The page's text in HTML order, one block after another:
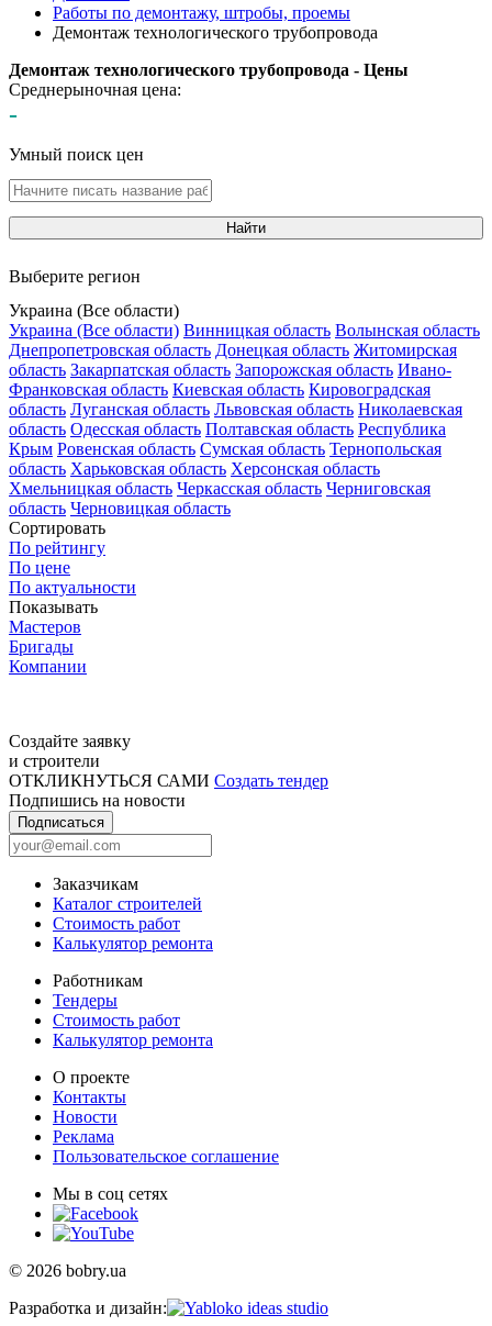
Работы по демонтажу, штробы, проемы
Демонтаж технологического трубопровода
Демонтаж технологического трубопровода - Цены
Среднерыночная цена:
-
Умный поиск цен
Найти
Выберите регион
Украина (Все области)
Украина (Все области) Винницкая область Волынская область
Днепропетровская область Донецкая область Житомирская
область Закарпатская область Запорожская область Ивано-
Франковская область Киевская область Кировоградская
область Луганская область Львовская область Николаевская
область Одесская область Полтавская область Республика
Крым Ровенская область Сумская область Тернопольская
область Харьковская область Херсонская область
Хмельницкая область Черкасская область Черниговская
область Черновицкая область
Сортировать
По рейтингу
По цене
По актуальности
Показывать
Мастеров
Бригады
Компании
Создайте заявку
и строители
ОТКЛИКНУТЬСЯ САМИ Создать тендер
Подпишись на новости
Подписаться
Заказчикам
Каталог строителей
Стоимость работ
Калькулятор ремонта
Работникам
Тендеры
Стоимость работ
Калькулятор ремонта
О проекте
Контакты
Новости
Реклама
Пользовательское соглашение
Мы в соц сетях
© 2026 bobry.ua
Разработка и дизайн: